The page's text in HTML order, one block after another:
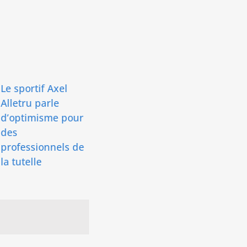
Le sportif Axel
Alletru parle
d’optimisme pour
des
professionnels de
la tutelle